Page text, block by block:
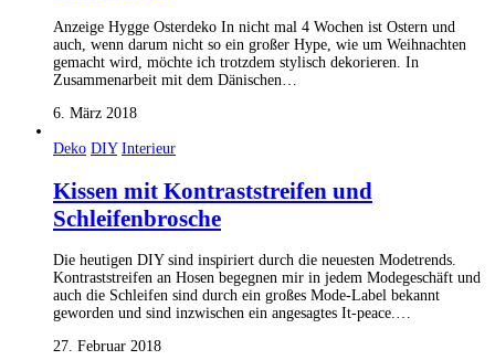
Anzeige Hygge Osterdeko In nicht mal 4 Wochen ist Ostern und
auch, wenn darum nicht so ein großer Hype, wie um Weihnachten
gemacht wird, möchte ich trotzdem stylisch dekorieren. In
Zusammenarbeit mit dem Dänischen…
6. März 2018
Deko DIY Interieur
Kissen mit Kontraststreifen und
Schleifenbrosche
Die heutigen DIY sind inspiriert durch die neuesten Modetrends.
Kontraststreifen an Hosen begegnen mir in jedem Modegeschäft und
auch die Schleifen sind durch ein großes Mode-Label bekannt
geworden und sind inzwischen ein angesagtes It-peace.…
27. Februar 2018